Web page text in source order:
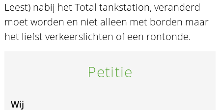
Leest) nabij het Total tankstation, veranderd
moet worden en niet alleen met borden maar
het liefst verkeerslichten of een rontonde.
Petitie
Wij